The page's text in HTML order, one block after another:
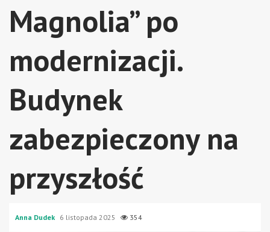
Magnolia” po
modernizacji.
Budynek
zabezpieczony na
przyszłość
Anna Dudek 6 listopada 2025 354